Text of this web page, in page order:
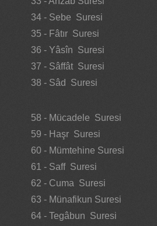
34 - Sebe Suresi
35 - Fâtır Suresi
36 - Yâsîn Suresi
37 - Sâffât Suresi
38 - Sâd Suresi
58 - Mücadele Suresi
59 - Haşr Suresi
60 - Mümtehine Suresi
61 - Saff Suresi
62 - Cuma Suresi
63 - Münafikun Suresi
64 - Tegâbun Suresi